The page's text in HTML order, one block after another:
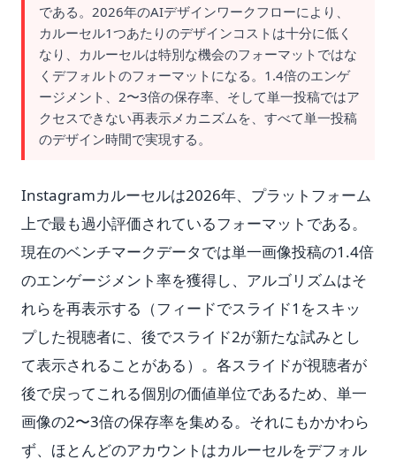
である。2026年のAIデザインワークフローにより、
カルーセル1つあたりのデザインコストは十分に低く
なり、カルーセルは特別な機会のフォーマットではな
くデフォルトのフォーマットになる。1.4倍のエンゲ
ージメント、2〜3倍の保存率、そして単一投稿ではア
クセスできない再表示メカニズムを、すべて単一投稿
のデザイン時間で実現する。
Instagramカルーセルは2026年、プラットフォーム
上で最も過小評価されているフォーマットである。
現在のベンチマークデータでは単一画像投稿の1.4倍
のエンゲージメント率を獲得し、アルゴリズムはそ
れらを再表示する（フィードでスライド1をスキッ
プした視聴者に、後でスライド2が新たな試みとし
て表示されることがある）。各スライドが視聴者が
後で戻ってこれる個別の価値単位であるため、単一
画像の2〜3倍の保存率を集める。それにもかかわら
ず、ほとんどのアカウントはカルーセルをデフォル